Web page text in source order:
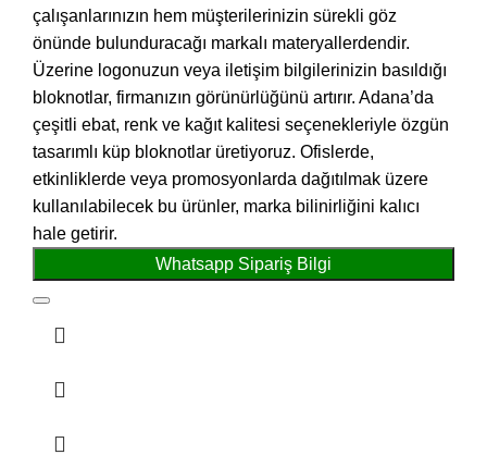
çalışanlarınızın hem müşterilerinizin sürekli göz
önünde bulunduracağı markalı materyallerdendir.
Üzerine logonuzun veya iletişim bilgilerinizin basıldığı
bloknotlar, firmanızın görünürlüğünü artırır. Adana’da
çeşitli ebat, renk ve kağıt kalitesi seçenekleriyle özgün
tasarımlı küp bloknotlar üretiyoruz. Ofislerde,
etkinliklerde veya promosyonlarda dağıtılmak üzere
kullanılabilecek bu ürünler, marka bilinirliğini kalıcı
hale getirir.
Whatsapp Sipariş Bilgi